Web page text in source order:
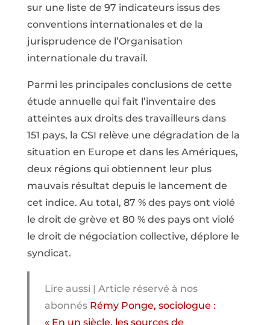
sur une liste de 97 indicateurs issus des
conventions internationales et de la
jurisprudence de l’Organisation
internationale du travail.
Parmi les principales conclusions de cette
étude annuelle qui fait l’inventaire des
atteintes aux droits des travailleurs dans
151 pays, la CSI relève une dégradation de la
situation en Europe et dans les Amériques,
deux régions qui obtiennent leur plus
mauvais résultat depuis le lancement de
cet indice. Au total, 87 % des pays ont violé
le droit de grève et 80 % des pays ont violé
le droit de négociation collective, déplore le
syndicat.
Lire aussi | Article réservé à nos
abonnés Rémy Ponge, sociologue :
« En un siècle, les sources de